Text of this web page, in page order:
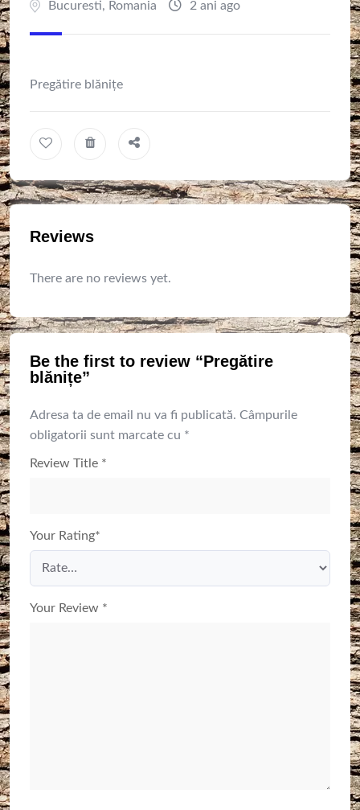
Bucuresti, Romania 2 ani ago
Pregătire blănițe
Reviews
There are no reviews yet.
Be the first to review “Pregătire
blănițe”
Adresa ta de email nu va fi publicată. Câmpurile
obligatorii sunt marcate cu *
Review Title *
Your Rating*
Your Review *